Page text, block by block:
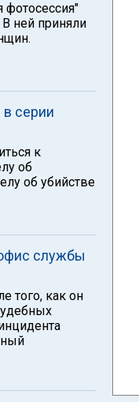
фотосессия"
ней приняли
серии
к
об
об убийстве
службы
того, как он